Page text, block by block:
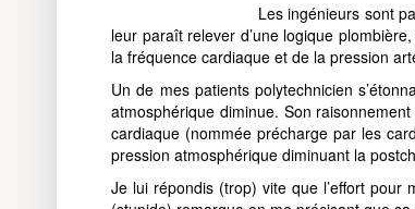
Les ingénieurs sont
leur paraît relever d’une logique
la fréquence cardiaque et de la pression
Un de mes patients polytechnicien
atmosphérique diminue. Son
cardiaque (nommée précharge par les
pression atmosphérique diminuant la
Je lui répondis (trop) vite que l’effort